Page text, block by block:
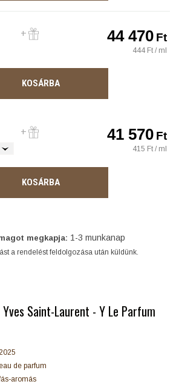
44 470Ft
444 Ft / ml
KOSÁRBA
41 570Ft
415 Ft / ml
KOSÁRBA
megkapja: 1-3 munkanap
a rendelést feldolgozása után küldünk.
Saint-Laurent - Y Le Parfum
de parfum
aromás